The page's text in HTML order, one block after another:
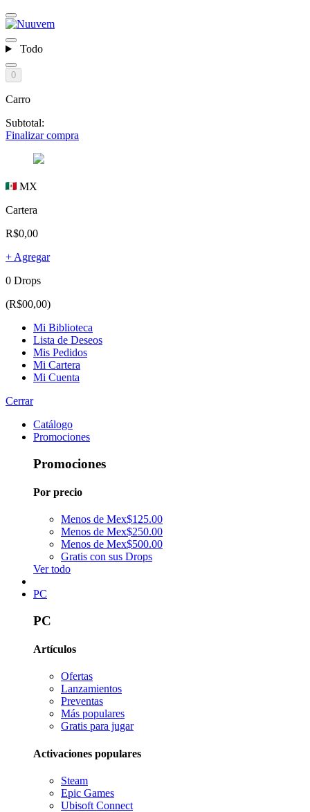
Todo
0
Carro
Subtotal:
Finalizar compra
MX
Cartera
R$0,00
+ Agregar
0 Drops
(R$00,00)
Mi Biblioteca
Lista de Deseos
Mis Pedidos
Mi Cartera
Mi Cuenta
Cerrar
Catálogo
Promociones
Promociones
Por precio
Menos de Mex$125.00
Menos de Mex$250.00
Menos de Mex$500.00
Gratis con sus Drops
Ver todo
PC
PC
Artículos
Ofertas
Lanzamientos
Preventas
Más populares
Gratis para jugar
Activaciones populares
Steam
Epic Games
Ubisoft Connect